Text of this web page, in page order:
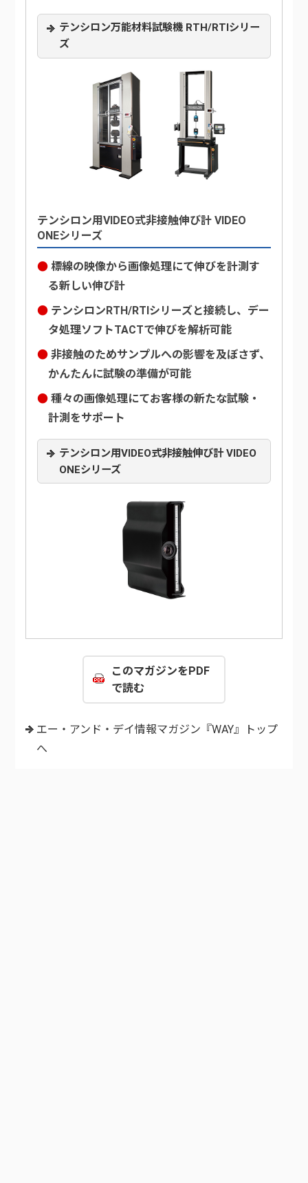
テンシロン万能材料試験機 RTH/RTIシリー
ズ
テンシロン用VIDEO式非接触伸び計 VIDEO
ONEシリーズ
標線の映像から画像処理にて伸びを計測す
る新しい伸び計
テンシロンRTH/RTIシリーズと接続し、デー
タ処理ソフトTACTで伸びを解析可能
非接触のためサンプルへの影響を及ぼさず、
かんたんに試験の準備が可能
種々の画像処理にてお客様の新たな試験・
計測をサポート
テンシロン用VIDEO式非接触伸び計 VIDEO
ONEシリーズ
このマガジンをPDF
で読む
エー・アンド・デイ情報マガジン『WAY』トップ
へ